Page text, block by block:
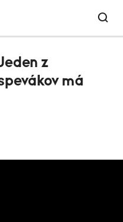
z
má